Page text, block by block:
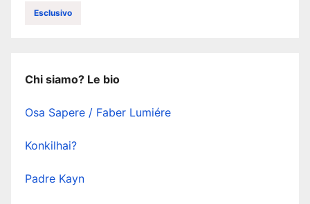
Esclusivo
Chi siamo? Le bio
Osa Sapere / Faber Lumiére
Konkilhai?
Padre Kayn